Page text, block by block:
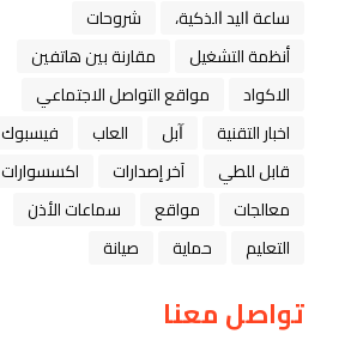
ﺳﺎﻋﺔ ﺍﻟﻴﺪ ﺍﻟﺬﻛﻴﺔ،
شروحات
أنظمة التشغيل
مقارنة بين هاتفين
الاكواد
مواقع التواصل الاجتماعي
اخبار التقنية
ﺁﺑﻞ العاب
فيسبوك
قابل للطي
آخر إصدارات
اكسسوارات
معالجات
مواقع
سماعات الأذن
التعليم
حماية صيانة
تواصل معنا